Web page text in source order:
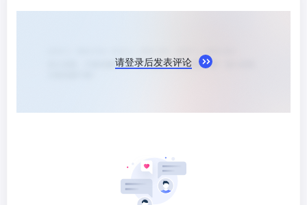
请登录后发表评论